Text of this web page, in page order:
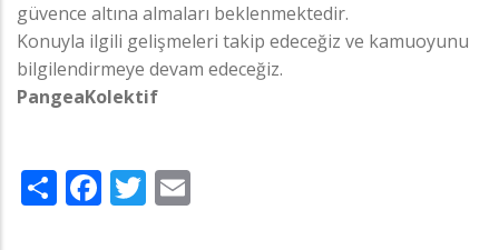
güvence altına almaları beklenmektedir.
Konuyla ilgili gelişmeleri takip edeceğiz ve kamuoyunu
bilgilendirmeye devam edeceğiz.
PangeaKolektif
ShareFacebook
Twitter